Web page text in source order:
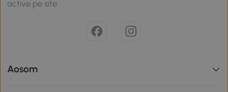
active pe site
Aosom